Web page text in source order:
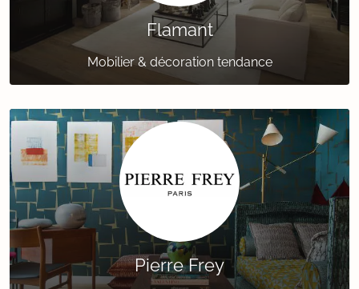
Flamant
Mobilier & décoration tendance
Pierre Frey